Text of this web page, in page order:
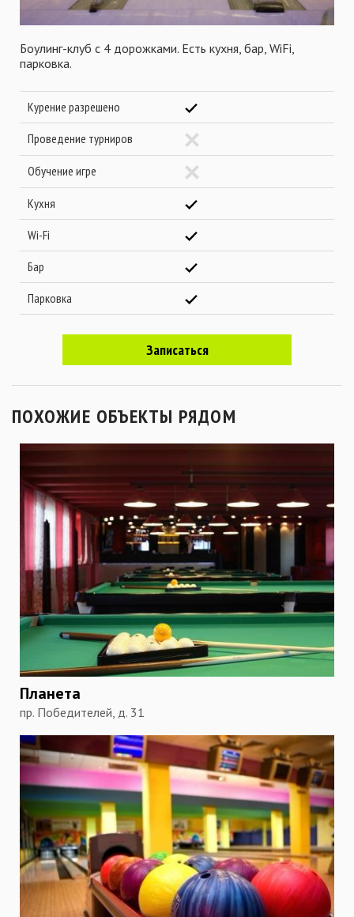
Боулинг-клуб с 4 дорожками. Есть кухня, бар, WiFi,
парковка.
Курение разрешено
Проведение турниров
Обучение игре
Кухня
Wi-Fi
Бар
Парковка
Записаться
ПОХОЖИЕ ОБЪЕКТЫ РЯДОМ
Планета
пр. Победителей, д. 31